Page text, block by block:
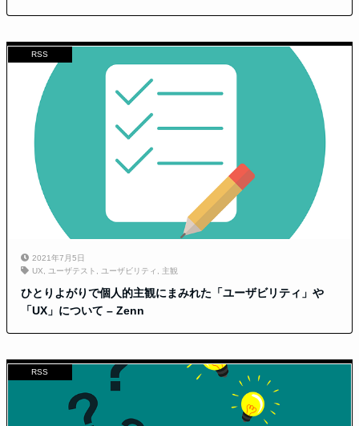
RSS
2021年7月5日
UX
ユーザテスト ユーザビリティ 主観
ひとりよがりで個人的主観にまみれた「ユーザビリティ」や
「UX」について – Zenn
RSS